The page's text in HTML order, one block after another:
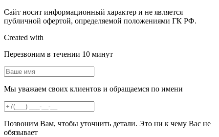
Сайт носит информационный характер и не является
публичной офертой, определяемой положениями ГК РФ.
Created with
Перезвоним в течении 10 минут
Мы уважаем своих клиентов и обращаемся по имени
Позвоним Вам, чтобы уточнить детали. Это ни к чему Вас не
обязывает